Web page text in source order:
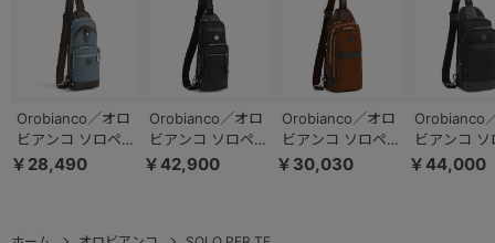
Orobianco／オロ
ビアンコ ソロペル
テ ボディバッグ
￥28,490
Orobianco／オロ
ビアンコ ソロペル
テ 30th ボディバ
￥42,900
Orobianco／オロ
ビアンコ ソロペル
テ ボディバッグ
￥30,030
Orobianco
ビアンコ ソ
テ ボディバ
￥44,000